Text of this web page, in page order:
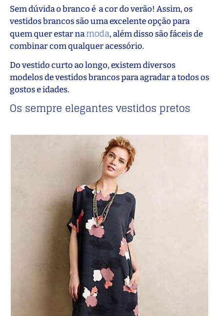
Sem dúvida o branco é a cor do verão! Assim, os
vestidos brancos são uma excelente opção para
quem quer estar namoda, além disso são fáceis de
combinar com qualquer acessório.
Do vestido curto ao longo, existem diversos
modelos de vestidos brancos para agradar a todos os
gostos e idades.
Os sempre elegantes vestidos pretos